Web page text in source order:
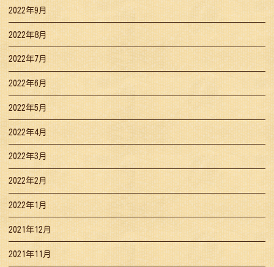
2022年9月
2022年8月
2022年7月
2022年6月
2022年5月
2022年4月
2022年3月
2022年2月
2022年1月
2021年12月
2021年11月